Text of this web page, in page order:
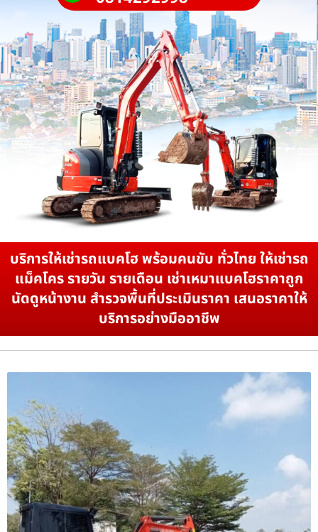
บริการให้เช่ารถแบคโฮ พร้อมคนขับ ทั่วไทย ให้เช่ารถ
แม็คโคร รายวัน รายเดือน เช่าเหมาแบคโฮราคาถูก
นัดดูหน้างาน สำรวจพื้นที่ประเมินราคา เสนอราคาให้
บริการอย่างมืออาชีพ